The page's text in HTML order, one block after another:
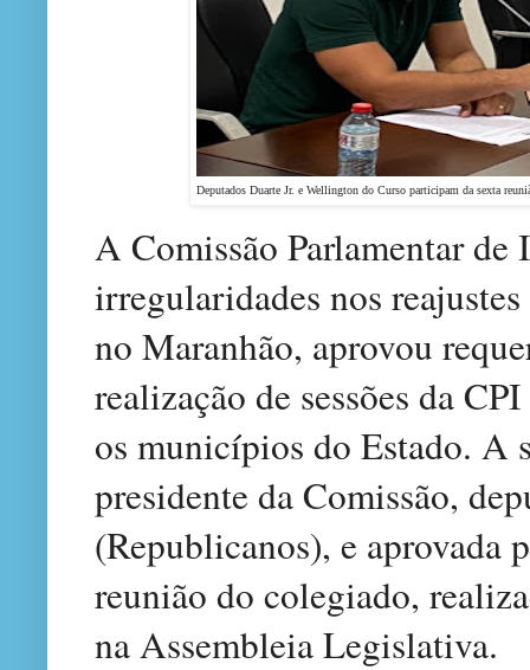
Deputados Duarte Jr. e Wellington do Curso participam da sexta
A Comissão Parlamentar de
irregularidades nos
no Maranhão, aprovou
realização de sessões da
os municípios do Estado. A
presidente da Comissão,
(Republicanos), e aprovada
reunião do colegiado,
na Assembleia Legislativa.